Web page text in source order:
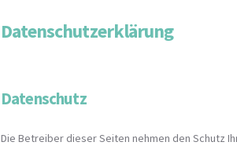
Datenschutzerklärung
Datenschutz
Die Betreiber dieser Seiten nehmen den Schutz